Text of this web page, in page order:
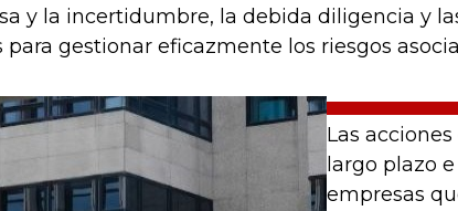
y la incertidumbre, la debida diligencia y
gestionar eficazmente los riesgos
Las
largo plazo
empresas